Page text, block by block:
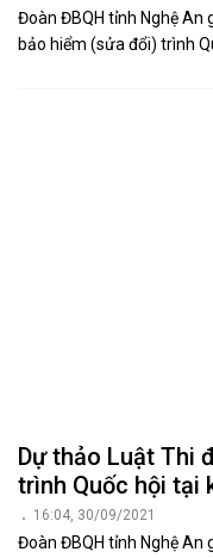
Đoàn ĐBQH tỉnh Nghệ An
bảo hiểm (sửa đổi) trình
Dự thảo Luật Thi
trình Quốc hội tại
16:04, 30/09/2021
Đoàn ĐBQH tỉnh Nghệ An